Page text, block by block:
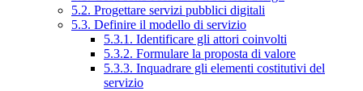
5.2. Progettare servizi pubblici digitali
5.3. Definire il modello di servizio
5.3.1. Identificare gli attori coinvolti
5.3.2. Formulare la proposta di valore
5.3.3. Inquadrare gli elementi costitutivi del
servizio